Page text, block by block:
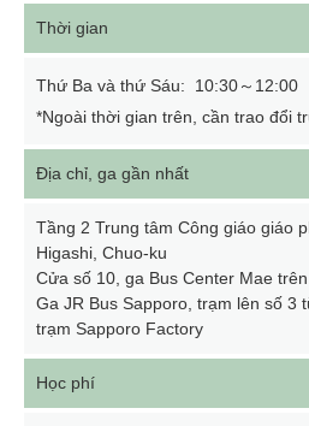
Thời gian
Thứ Ba và thứ Sáu: 10:30～12:00
*Ngoài thời gian trên, cần trao đổi
Địa chỉ, ga gần nhất
Tầng 2 Trung tâm Công giáo giáo
Higashi, Chuo-ku
Cửa số 10, ga Bus Center Mae
Ga JR Bus Sapporo, trạm lên số 3
trạm Sapporo Factory
Học phí